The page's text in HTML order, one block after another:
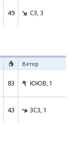
49 СЗ, 3
Ветер
83 ЮЮВ, 1
43 ЗСЗ, 1